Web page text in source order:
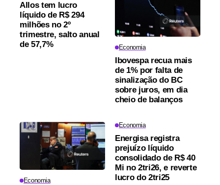
Allos tem lucro
líquido de R$ 294
milhões no 2º
trimestre, salto anual
de 57,7%
Economia
Ibovespa recua mais
de 1% por falta de
sinalização do BC
sobre juros, em dia
cheio de balanços
Economia
Economia
Energisa registra
prejuízo líquido
consolidado de R$ 40
Mi no 2tri26, e reverte
lucro do 2tri25